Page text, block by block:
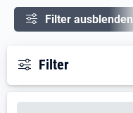
Filter ausblenden
Filter